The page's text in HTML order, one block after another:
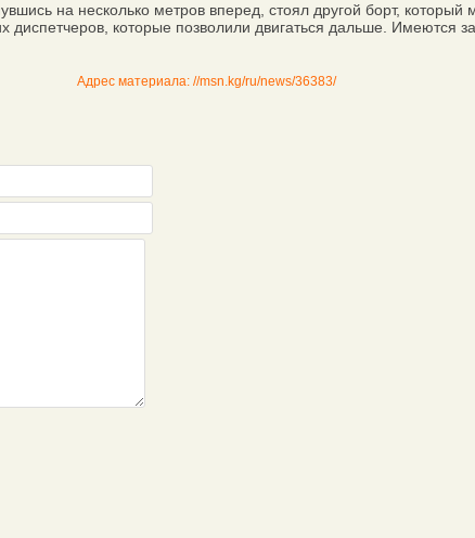
на несколько метров вперед, стоял другой борт,
диспетчеров, которые позволили двигаться дальше. Имеются
Адрес материала: //msn.kg/ru/news/36383/